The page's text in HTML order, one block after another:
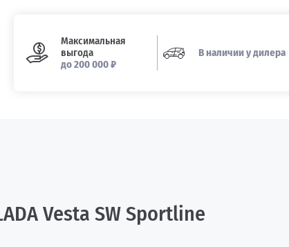
Максимальная
выгода
до 200 000 ₽
В наличии у дилера
Vesta SW Sportline